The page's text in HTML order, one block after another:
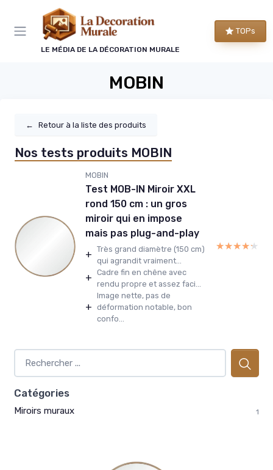
LE MÉDIA DE LA DÉCORATION MURALE
TOPs
MOBIN
← Retour à la liste des produits
Nos tests produits MOBIN
MOBIN
Test MOB-IN Miroir XXL
rond 150 cm : un gros
miroir qui en impose
mais pas plug-and-play
+ Très grand diamètre (150 cm)
qui agrandit vraiment...
+ Cadre fin en chêne avec
rendu propre et assez faci...
+
Image nette, pas de
déformation notable, bon
confo...
★★★★★
★★★★★
Catégories
Miroirs muraux 1
Panneau de gestion des cookies